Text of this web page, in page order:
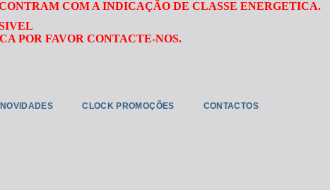
COM A INDICAÇÃO DE CLASSE ENERGETICA.
POR FAVOR CONTACTE-NOS.
NOVIDADES CLOCK PROMOÇÕES CONTACTOS